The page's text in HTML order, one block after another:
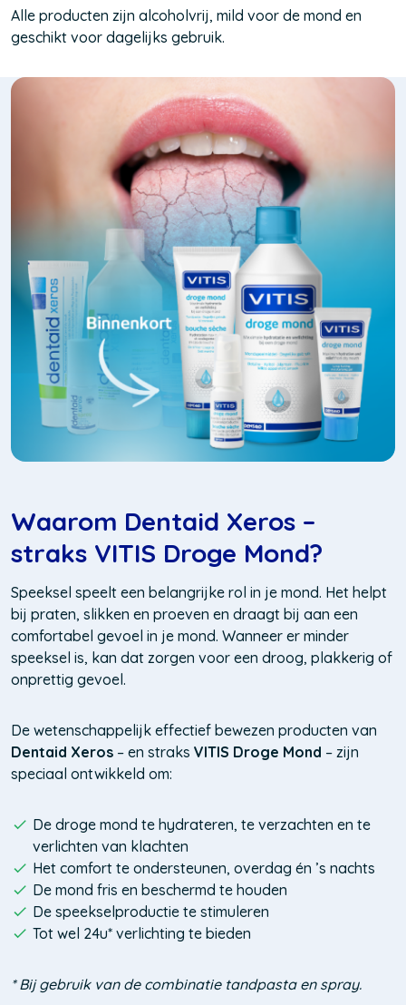
Alle producten zijn alcoholvrij, mild voor de mond en
geschikt voor dagelijks gebruik.
Waarom Dentaid Xeros –
straks VITIS Droge Mond?
Speeksel speelt een belangrijke rol in je mond. Het helpt
bij praten, slikken en proeven en draagt bij aan een
comfortabel gevoel in je mond. Wanneer er minder
speeksel is, kan dat zorgen voor een droog, plakkerig of
onprettig gevoel.
De wetenschappelijk effectief bewezen producten van
Dentaid Xeros – en straks VITIS Droge Mond – zijn
speciaal ontwikkeld om:
De droge mond te hydrateren, te verzachten en te
verlichten van klachten
Het comfort te ondersteunen, overdag én ’s nachts
De mond fris en beschermd te houden
De speekselproductie te stimuleren
Tot wel 24u* verlichting te bieden
* Bij gebruik van de combinatie tandpasta en spray.